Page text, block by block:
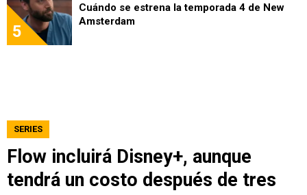
5
Cuándo se estrena la temporada 4 de New
Amsterdam
SERIES
Flow incluirá Disney+, aunque
tendrá un costo después de tres